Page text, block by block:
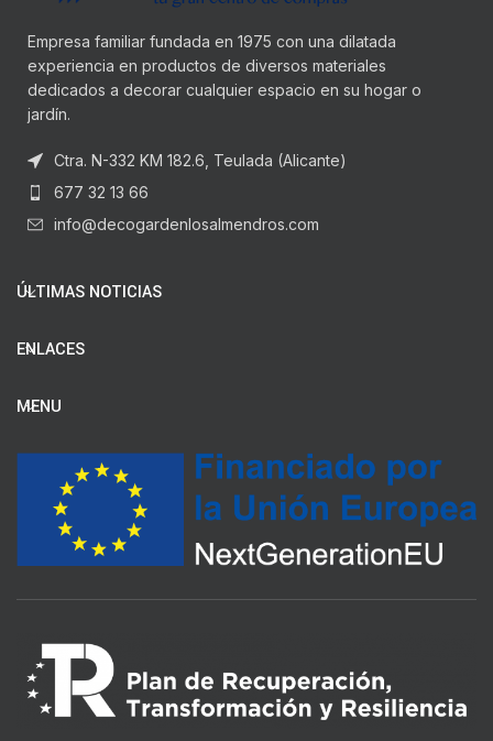
Empresa familiar fundada en 1975 con una dilatada
experiencia en productos de diversos materiales
dedicados a decorar cualquier espacio en su hogar o
jardín.
Ctra. N-332 KM 182.6, Teulada (Alicante)
677 32 13 66
info@decogardenlosalmendros.com
ÚLTIMAS NOTICIAS
ENLACES
MENU